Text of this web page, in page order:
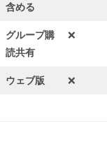
含める
グループ購
読共有
❌
ウェブ版 ❌